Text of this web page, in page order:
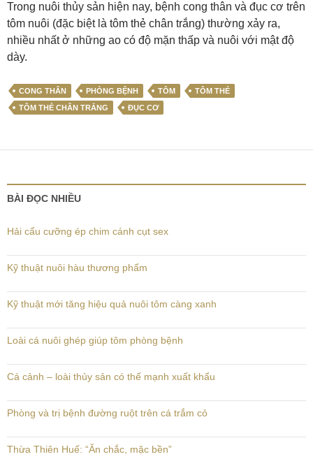
Trong nuôi thủy sản hiện nay, bệnh cong thân và đục cơ trên
tôm nuôi (đặc biệt là tôm thẻ chân trắng) thường xảy ra,
nhiều nhất ở những ao có độ mặn thấp và nuôi với mật độ
dày.
CONG THÂN PHÒNG BỆNH TÔM
TÔM THẺ
TÔM THẺ CHÂN TRẮNG
ĐỤC CƠ
BÀI ĐỌC NHIỀU
Hải cẩu cưỡng ép chim cánh cụt sex
Kỹ thuật nuôi hàu thương phẩm
Kỹ thuật mới tăng hiệu quả nuôi tôm càng xanh
Loài cá nuôi ghép giúp tôm phòng bệnh
Cá cảnh – loài thủy sản có thế mạnh xuất khẩu
Phòng và trị bệnh đường ruột trên cá trắm cỏ
Thừa Thiên Huế: “Ăn chắc, mặc bền”